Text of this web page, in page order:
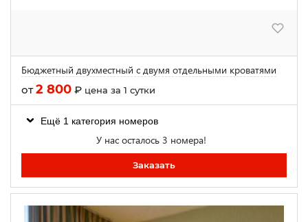
Бюджетный двухместный с двумя отдельными кроватями
от2 800 ₽ цена за 1 сутки
Ещё 1 категория номеров
У нас осталось 3 номера!
Заказать